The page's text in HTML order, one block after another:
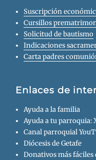
Suscripción
Cursillos
Solicitud de bautismo
Indicaciones
Carta padres
Enlaces de
Ayuda a la familia
Ayuda a tu parroquia:
Canal parroquial
Diócesis de Getafe
Donativos más